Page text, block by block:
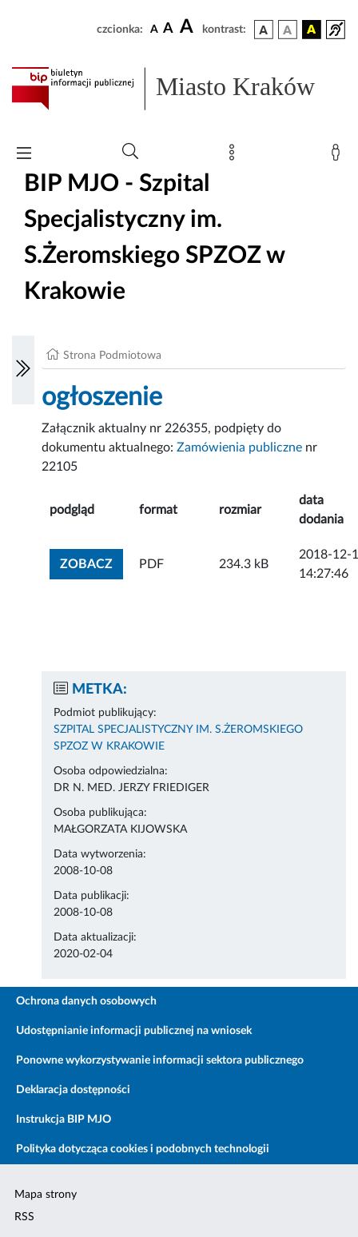
czcionka: A A A kontrast:
Miasto Kraków
BIP MJO - Szpital
Specjalistyczny im.
S.Żeromskiego SPZOZ w
Krakowie
Strona Podmiotowa
ogłoszenie
Załącznik aktualny nr 226355, podpięty do
dokumentu aktualnego:Zamówienia publiczne nr
22105
podgląd format rozmiar
data
dodania
ZOBACZZOBACZ ZAŁĄCZNIK
PDF 234.3 kB
2018-12-
14:27:46
METKA:
Podmiot publikujący:
SZPITAL SPECJALISTYCZNY IM. S.ŻEROMSKIEGO
SPZOZ W KRAKOWIE
Osoba odpowiedzialna:
DR N. MED. JERZY FRIEDIGER
Osoba publikująca:
MAŁGORZATA KIJOWSKA
Data wytworzenia:
2008-10-08
Data publikacji:
2008-10-08
Data aktualizacji:
2020-02-04
Ochrona danych osobowych
Udostępnianie informacji publicznej na wniosek
Ponowne wykorzystywanie informacji sektora publicznego
Deklaracja dostępności
Instrukcja BIP MJO
Polityka dotycząca cookies i podobnych technologii
Mapa strony
RSS